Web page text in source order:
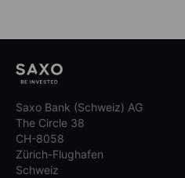
Saxo Bank (Schweiz) AG
The Circle 38
CH-8058
Zürich-Flughafen
Schweiz